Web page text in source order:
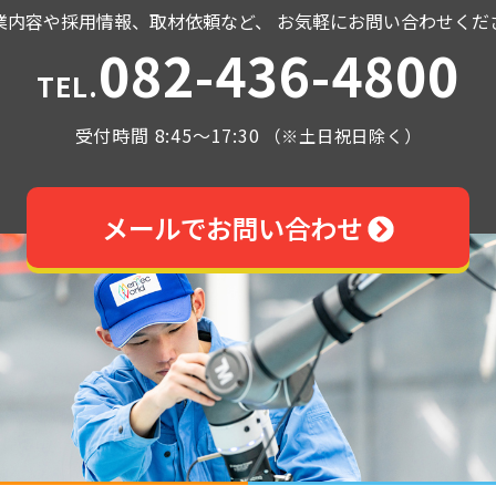
内容や採用情報、取材依頼など、 お気軽にお問い合わせくだ
TEL.082-436-4800
受付時間 8:45～17:30 （※土日祝日除く）
メールでお問い合わせ